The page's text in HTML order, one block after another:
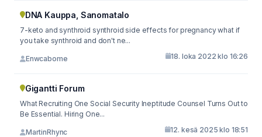
DNA Kauppa, Sanomatalo
7-keto and synthroid synthroid side effects for pregnancy what if
you take synthroid and don't ne...
Enwcabome 18. loka 2022 klo 16:26
Gigantti Forum
What Recruiting One Social Security Ineptitude Counsel Turns Out to
Be Essential. Hiring One...
MartinRhync 12. kesä 2025 klo 18:51